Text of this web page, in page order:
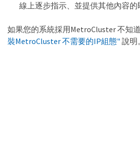
線上逐步指示、並提供其他內容的
如果您的系統採用MetroCluster 不知
裝MetroCluster 不需要的IP組態" 說明。